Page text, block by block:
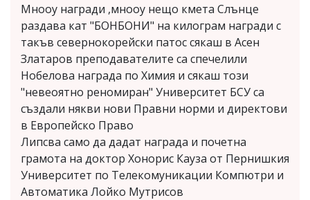
Мнооу награди ,мнооу нещо кмета Слънце
раздава кат "БОНБОНИ" на килограм награди с
такъв севернокорейски патос сякаш в Асен
Златаров преподавателите са спечелили
Нобелова награда по Химия и сякаш този
"невеоятно реномиран" Университет БСУ са
създали някви нови Правни норми и директови
в Европейско Право
Липсва само да дадат награда и почетна
грамота на доктор Хонорис Кауза от Пернишкия
Университет по Телекомуникации Компютри и
Автоматика Лойко Мутрисов